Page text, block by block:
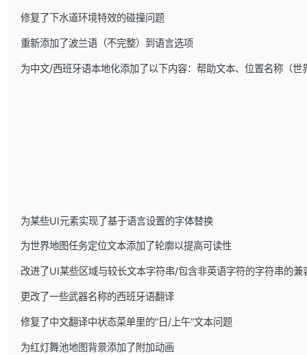
修复了下水道环境特效的碰撞问题
重新添加了波兰语（不完整）到语言选项
为中文/西班牙语本地化添加了以下内容：帮助文本、位置名称（
为某些UI元素实现了基于语言设置的字体替换
为世界地图任务定位文本添加了轮廓以提高可读性
改进了UI某些区域与较长文本字符串/包含非英语字符的字符串的兼
更改了一些武器名称的西班牙语翻译
修复了中文翻译中状态菜单里的”日/上午”文本问题
为红灯舞池地图背景添加了附加动画